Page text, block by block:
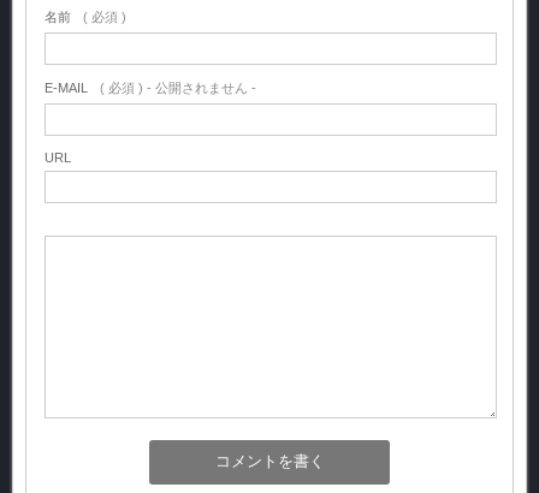
名前 ( 必須 )
E-MAIL ( 必須 ) - 公開されません -
URL